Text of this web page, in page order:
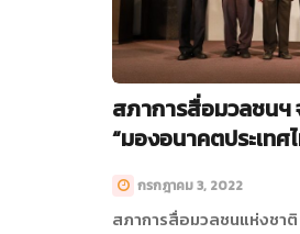
สภาการสื่อมวลชนฯ
“มองอนาคตประเทศ
กรกฎาคม 3, 2022
สภาการสื่อมวลชนแห่งชา